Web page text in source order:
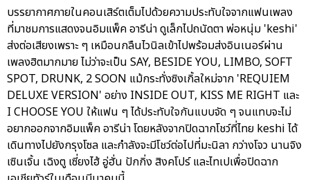
บรรยากาศภายในคอนเสิร์ตเต็มไปด้วยความประทับใจจากแฟนเพลง
ที่มาชมการแสดงจนอิมแพ็ค อารีน่า ดูเล็กไปถนัดตา พ่อหนุ่ม 'keshi'
ส่งต่อเสียงเพราะ ๆ เหมือนกลืนไวนิลเข้าไปพร้อมส่งอินเนอร์ผ่าน
เพลงฮิตมากมาย ไม่ว่าจะเป็น SAY, BESIDE YOU, LIMBO, SOFT
SPOT, DRUNK, 2 SOON แม้กระทั่งซิงเกิ้ลใหม่จาก 'REQUIEM
DELUXE VERSION' อย่าง INSIDE OUT, KISS ME RIGHT และ
I CHOOSE YOU ให้แฟน ๆ ได้ประทับใจกันแบบจัด ๆ จนแทบจะไม่
อยากออกจากอิมแพ็ค อารีน่า โดยหลังจากปิดฉากโชว์ที่ไทย keshi ได้
เดินทางไปยังกรุงโซล และกำลังจะมีโชว์ต่อไปที่มะนิลา กว่างโจว นานจิง
เซินเจิ้น เฉิงตู เซี่ยงไฮ้ อู่ฮั่น ปักกิ่ง สิงคโปร์ และไทเปเพื่อปิดฉาก